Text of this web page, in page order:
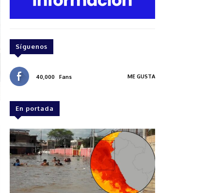
Síguenos
40,000 Fans ME GUSTA
En portada